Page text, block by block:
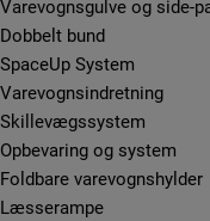
Varevognsgulve og side-
Dobbelt bund
SpaceUp System
Varevognsindretning
Skillevægssystem
Opbevaring og system
Foldbare varevognshylder
Læsserampe